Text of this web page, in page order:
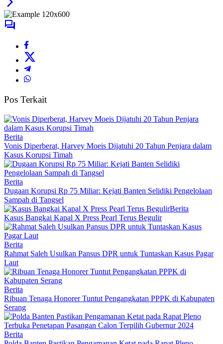
Pos Terkait
Berita
Vonis Diperberat, Harvey Moeis Dijatuhi 20 Tahun Penjara dalam
Kasus Korupsi Timah
Berita
Dugaan Korupsi Rp 75 Miliar: Kejati Banten Selidiki Pengelolaan
Sampah di Tangsel
Berita
Kasus Bangkai Kapal X Press Pearl Terus Begulir
Berita
Rahmat Saleh Usulkan Pansus DPR untuk Tuntaskan Kasus Pagar
Laut
Berita
Ribuan Tenaga Honorer Tuntut Pengangkatan PPPK di Kabupaten
Serang
Berita